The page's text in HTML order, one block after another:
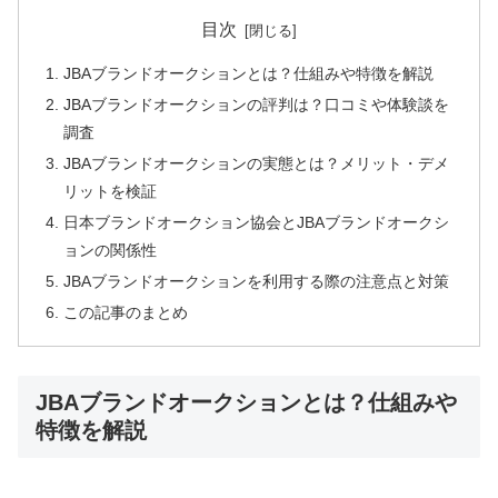
目次
JBAブランドオークションとは？仕組みや特徴を解説
JBAブランドオークションの評判は？口コミや体験談を
調査
JBAブランドオークションの実態とは？メリット・デメ
リットを検証
日本ブランドオークション協会とJBAブランドオークシ
ョンの関係性
JBAブランドオークションを利用する際の注意点と対策
この記事のまとめ
JBAブランドオークションとは？仕組みや
特徴を解説